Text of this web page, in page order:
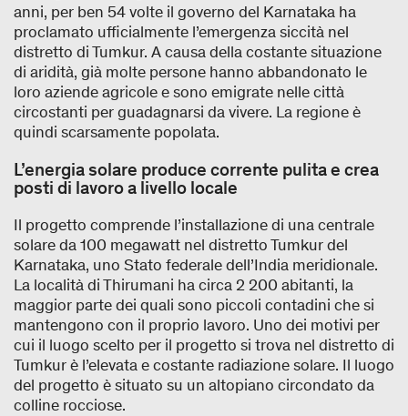
anni, per ben 54 volte il governo del Karnataka ha
proclamato ufficialmente l’emergenza siccità nel
distretto di Tumkur. A causa della costante situazione
di aridità, già molte persone hanno abbandonato le
loro aziende agricole e sono emigrate nelle città
circostanti per guadagnarsi da vivere. La regione è
quindi scarsamente popolata.
L’energia solare produce corrente pulita e crea
posti di lavoro a livello locale
Il progetto comprende l’installazione di una centrale
solare da 100 megawatt nel distretto Tumkur del
Karnataka, uno Stato federale dell’India meridionale.
La località di Thirumani ha circa 2 200 abitanti, la
maggior parte dei quali sono piccoli contadini che si
mantengono con il proprio lavoro. Uno dei motivi per
cui il luogo scelto per il progetto si trova nel distretto di
Tumkur è l’elevata e costante radiazione solare. Il luogo
del progetto è situato su un altopiano circondato da
colline rocciose.